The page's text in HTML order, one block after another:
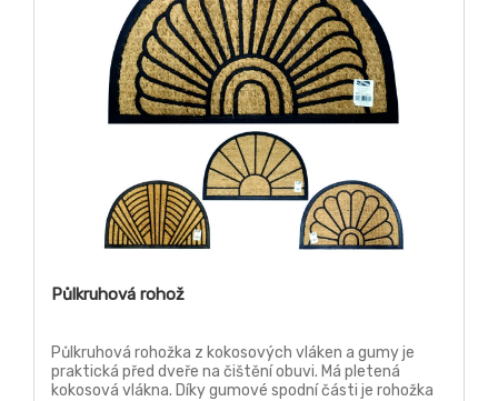
Půlkruhová rohož
Půlkruhová rohožka z kokosových vláken a gumy je
praktická před dveře na čištění obuvi. Má pletená
kokosová vlákna. Díky gumové spodní části je rohožka